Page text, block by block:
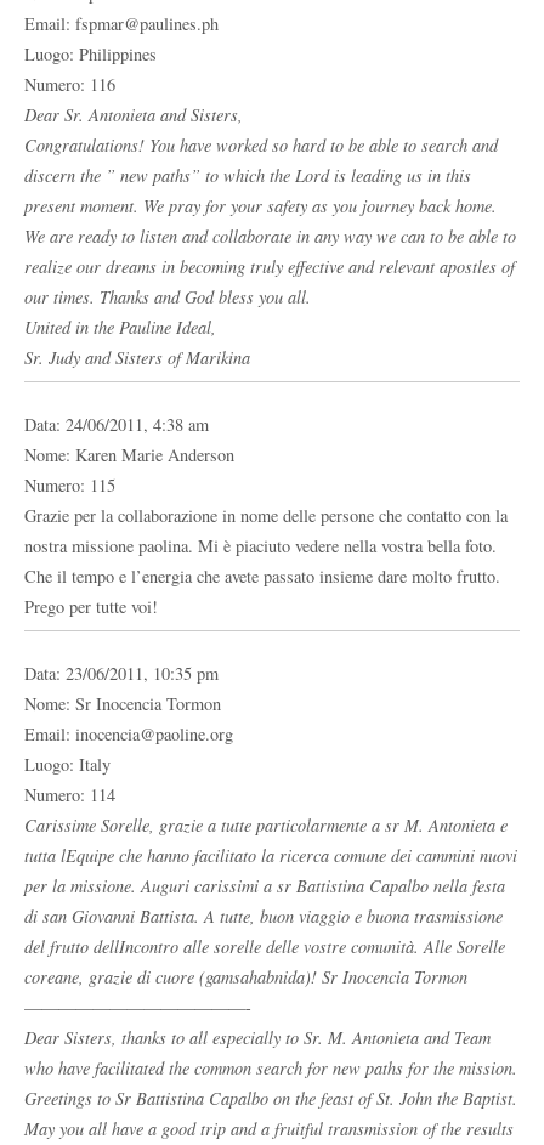
Email: fspmar@paulines.ph
Luogo: Philippines
Numero: 116
Dear Sr. Antonieta and Sisters,
Congratulations! You have worked so hard to be able to search and
discern the ” new paths” to which the Lord is leading us in this
present moment. We pray for your safety as you journey back home.
We are ready to listen and collaborate in any way we can to be able to
realize our dreams in becoming truly effective and relevant apostles of
our times. Thanks and God bless you all.
United in the Pauline Ideal,
Sr. Judy and Sisters of Marikina
Data: 24/06/2011, 4:38 am
Nome: Karen Marie Anderson
Numero: 115
Grazie per la collaborazione in nome delle persone che contatto con la
nostra missione paolina. Mi è piaciuto vedere nella vostra bella foto.
Che il tempo e l’energia che avete passato insieme dare molto frutto.
Prego per tutte voi!
Data: 23/06/2011, 10:35 pm
Nome: Sr Inocencia Tormon
Email: inocencia@paoline.org
Luogo: Italy
Numero: 114
Carissime Sorelle, grazie a tutte particolarmente a sr M. Antonieta e
tutta lEquipe che hanno facilitato la ricerca comune dei cammini nuovi
per la missione. Auguri carissimi a sr Battistina Capalbo nella festa
di san Giovanni Battista. A tutte, buon viaggio e buona trasmissione
del frutto dellIncontro alle sorelle delle vostre comunità. Alle Sorelle
coreane, grazie di cuore (gamsahabnida)! Sr Inocencia Tormon
—————————————-
Dear Sisters, thanks to all especially to Sr. M. Antonieta and Team
who have facilitated the common search for new paths for the mission.
Greetings to Sr Battistina Capalbo on the feast of St. John the Baptist.
May you all have a good trip and a fruitful transmission of the results